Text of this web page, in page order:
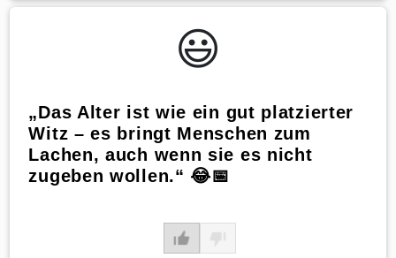
WhatsApp
😃️
„Das Alter ist wie ein gut platzierter
Witz – es bringt Menschen zum
Lachen, auch wenn sie es nicht
zugeben wollen.“ 😂📅